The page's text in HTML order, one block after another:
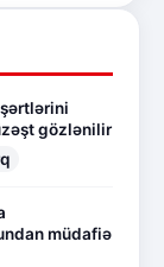
gözlənilir
müdafiə